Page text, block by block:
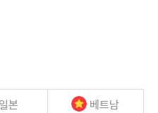
일본 베트남